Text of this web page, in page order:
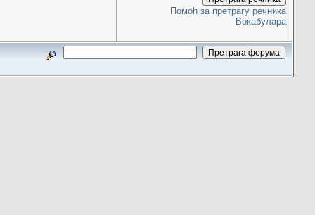
Помоћ за претрагу речника
Вокабулара